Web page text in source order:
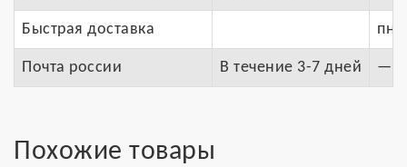
Быстрая доставка
Почта россии В течение 3-7 дней —
Похожие товары